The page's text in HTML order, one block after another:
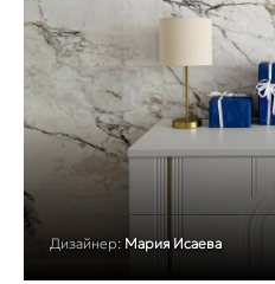
Дизайнер: Мария Исаева